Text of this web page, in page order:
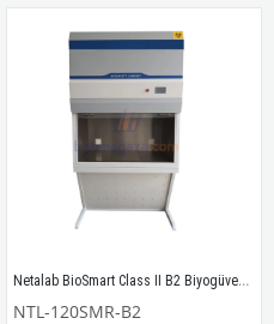
Netalab BioSmart Class II B2 Biyogüvenlik Kabini DIN EN12469 / NTL-120SMR-B2
NTL-120SMR-B2